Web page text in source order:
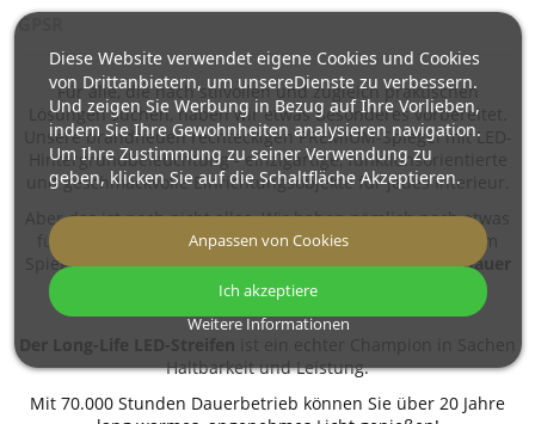
GPSR
Für alle, die nach stilvollen und zugleich praktischen
Lösungen suchen, haben wir etwas Besonderes vorbereitet.
Unsere brandneuen rechteckigen PREMIUM-Spiegel mit LED-
Hintergrundbeleuchtung - einzigartige, funktionsorientierte
und geschmackvolle Einrichtungsobjekte für jedes Interieur.
Aber das ist noch nicht alles. Wir haben nämlich noch etwas
für Sie! Im Rahmen unserer Promoaktion legen wir jedem
Spiegeleinen Long Life LED-Streifen mit einer Lebensdauer
von bis zu 70.000 Stunden GRATIS
Der Long-Life LED-Streifen ist ein echter Champion in Sachen
Haltbarkeit und Leistung.
Mit 70.000 Stunden Dauerbetrieb können Sie über 20 Jahre
Diese Website verwendet eigene Cookies und Cookies
von Drittanbietern, um unsereDienste zu verbessern.
Und zeigen Sie Werbung in Bezug auf Ihre Vorlieben,
indem Sie Ihre Gewohnheiten analysieren navigation.
Um Ihre Zustimmung zu seiner Verwendung zu
geben, klicken Sie auf die Schaltfläche Akzeptieren.
Weitere Informationen
Anpassen von Cookies
Ich akzeptiere